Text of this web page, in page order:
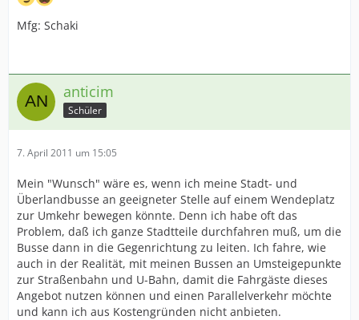
Mfg: Schaki
anticim
Schüler
7. April 2011 um 15:05
Mein "Wunsch" wäre es, wenn ich meine Stadt- und
Überlandbusse an geeigneter Stelle auf einem Wendeplatz
zur Umkehr bewegen könnte. Denn ich habe oft das
Problem, daß ich ganze Stadtteile durchfahren muß, um die
Busse dann in die Gegenrichtung zu leiten. Ich fahre, wie
auch in der Realität, mit meinen Bussen an Umsteigepunkte
zur Straßenbahn und U-Bahn, damit die Fahrgäste dieses
Angebot nutzen können und einen Parallelverkehr möchte
und kann ich aus Kostengründen nicht anbieten.